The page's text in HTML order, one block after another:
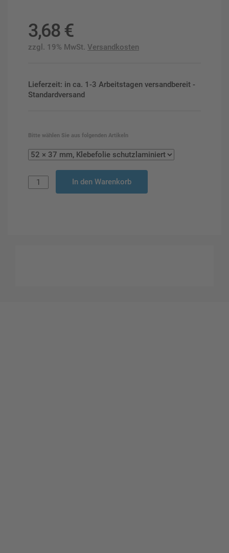
3,68 €
zzgl. 19% MwSt. Versandkosten
Lieferzeit: in ca. 1-3 Arbeitstagen versandbereit -
Standardversand
Bitte wählen Sie aus folgenden Artikeln
In den Warenkorb